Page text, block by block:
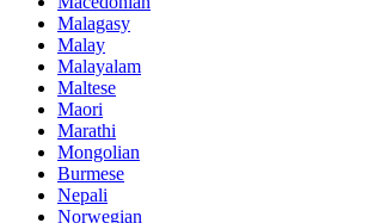
Malagasy
Malay
Malayalam
Maltese
Maori
Marathi
Mongolian
Burmese
Nepali
Norwegian